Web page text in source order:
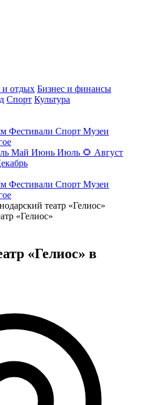
и отдых Бизнес и финансы
Спорт Культура
Фестивали Спорт Музеи
Май Июнь Июль 🌻 Август
Фестивали Спорт Музеи
театр «Гелиос»
«Гелиос» в